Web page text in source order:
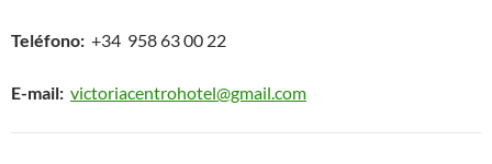
Teléfono: +34 958 63 00 22
E-mail: victoriacentrohotel@gmail.com